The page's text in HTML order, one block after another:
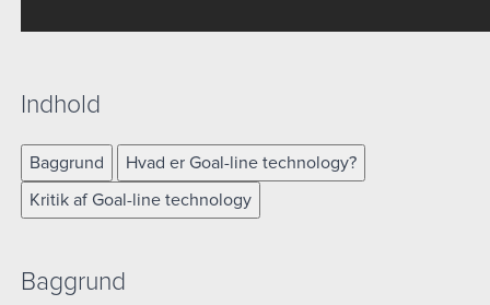
Indhold
Baggrund Hvad er Goal-line technology?
Kritik af Goal-line technology
Baggrund